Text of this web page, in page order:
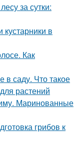
за сутки:
кустарники в
Как
саду. Что такое
растений
Маринованные
грибов к